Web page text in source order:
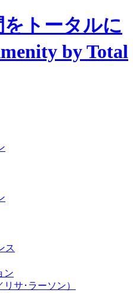
トータルに
by Total
ス
ン
リサ･ラーソン）